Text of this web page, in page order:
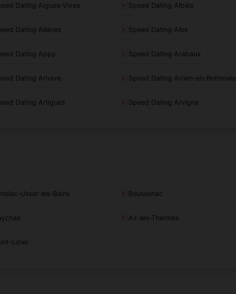
Dating Aigues-Vives Speed Dating Albiès
Dating Allières Speed Dating Alos
Dating Appy Speed Dating Arabaux
Dating Arnave Speed Dating Arrien-en-Bethmale
Dating Artigues Speed Dating Arvigna
Ussat-les-Bains Boussenac
Ax-les-Thermes
Lizier